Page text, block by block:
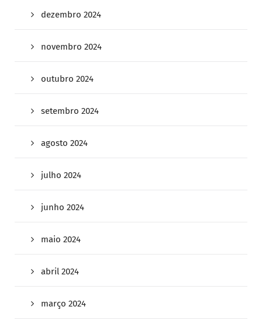
dezembro 2024
novembro 2024
outubro 2024
setembro 2024
agosto 2024
julho 2024
junho 2024
maio 2024
abril 2024
março 2024